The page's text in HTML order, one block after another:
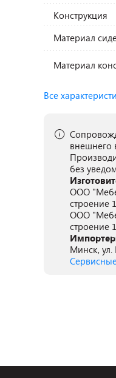
Конструкция
Материал
Материал
Все
внешнего
без
ООО
строение
ООО
строение
Минск, ул.